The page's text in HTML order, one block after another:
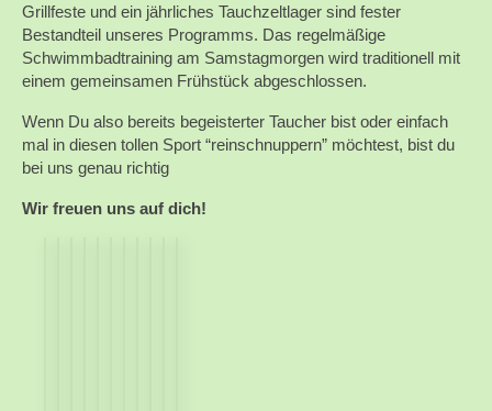
Grillfeste und ein jährliches Tauchzeltlager sind fester
Bestandteil unseres Programms. Das regelmäßige
Schwimmbadtraining am Samstagmorgen wird traditionell mit
einem gemeinsamen Frühstück abgeschlossen.
Wenn Du also bereits begeisterter Taucher bist oder einfach
mal in diesen tollen Sport “reinschnuppern” möchtest, bist du
bei uns genau richtig
Wir freuen uns auf dich!